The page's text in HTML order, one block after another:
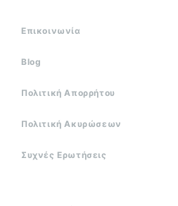
Επικοινωνία
Blog
Πολιτική Απορρήτου
Πολιτική Ακυρώσεων
Συχνές Ερωτήσεις